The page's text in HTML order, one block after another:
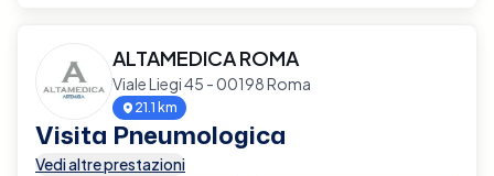
ALTAMEDICA ROMA
Viale Liegi 45 - 00198 Roma
21.1 km
Visita Pneumologica
Vedi altre prestazioni